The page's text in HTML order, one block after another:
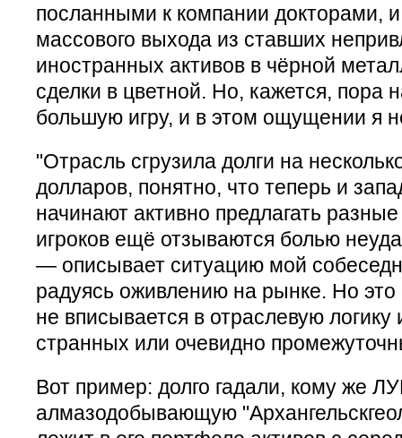
посланными к компании докторами,
массового выхода из ставших
иностранных активов в чёрной
сделки в цветной. Но, кажется, пора
большую игру, и в этом ощущении я
"Отрасль сгрузила долги на
долларов, понятно, что теперь и
начинают активно предлагать
игроков ещё отзываются болью
— описывает ситуацию мой
радуясь оживлению на рынке. Но
не вписывается в отраслевую
странных или очевидно
Вот пример: долго гадали, кому же
алмазодобывающую